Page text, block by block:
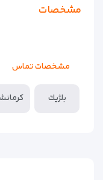
مشخصات
مشخصات تماس
بلژيك